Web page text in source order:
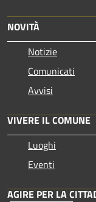
NOVITÀ
Notizie
Comunicati
Avvisi
VIVERE IL COMUNE
Luoghi
Eventi
AGIRE PER LA